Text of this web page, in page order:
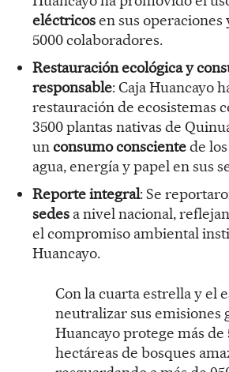
eléctricosen sus operaciones
5000 colaboradores.
Restauración ecológica y
responsable: Caja Huancayo
restauración de ecosistemas
3500 plantas nativas de
unconsumo conscientede
agua, energía y papel en sus
Reporte integral: Se
sedes a nivel nacional,
el compromiso ambiental
Huancayo.
Con la cuarta estrella y el
neutralizar sus emisiones
Huancayo protege más de
hectáreas de bosques